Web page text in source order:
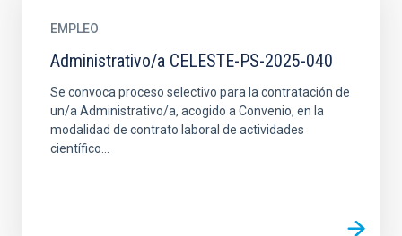
EMPLEO
Administrativo/a CELESTE-PS-2025-040
Se convoca proceso selectivo para la contratación de
un/a Administrativo/a, acogido a Convenio, en la
modalidad de contrato laboral de actividades
científico...